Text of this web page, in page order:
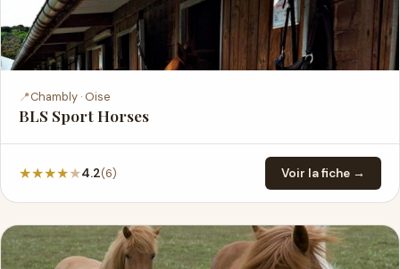
📍Chambly · Oise
BLS Sport Horses
★★★★★4.2(6) Voir la fiche →